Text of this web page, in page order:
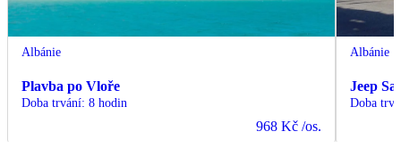
Albánie
Plavba po Vloře
Doba trvání: 8 hodin
968 Kč /os.
Albánie
Jeep
Doba